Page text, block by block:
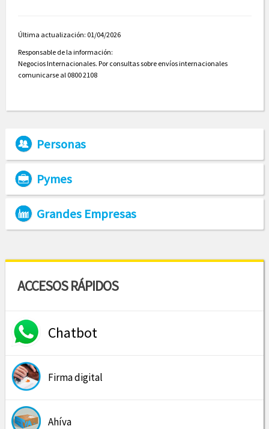
Última actualización: 01/04/2026
Responsable de la información:
Negocios Internacionales. Por consultas sobre envíos internacionales
comunicarse al 0800 2108
Personas
Pymes
Grandes Empresas
ACCESOS RÁPIDOS
Chatbot
Firma digital
Ahíva